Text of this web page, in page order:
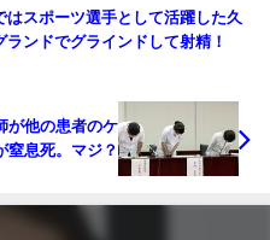
はスポーツ選手として活躍した久
ランドでグラインドして射精！
が他の患者のケ
窒息死。マジ？